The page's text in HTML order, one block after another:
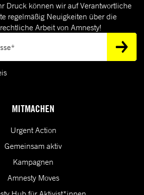
MITMACHEN
Urgent Action
Gemeinsam aktiv
Kampagnen
Amnesty Moves
Druck können wir auf Verantwortliche
regelmäßig Neuigkeiten über die
Arbeit von Amnesty!